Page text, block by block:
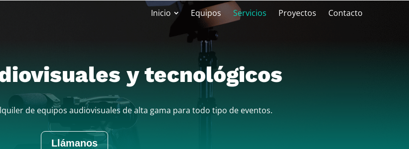
Inicio Equipos Servicios Proyectos Contacto
y tecnológicos
de equipos audiovisuales de alta gama para todo tipo de eventos.
Llámanos